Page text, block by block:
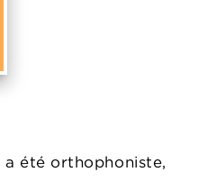
a été orthophoniste,